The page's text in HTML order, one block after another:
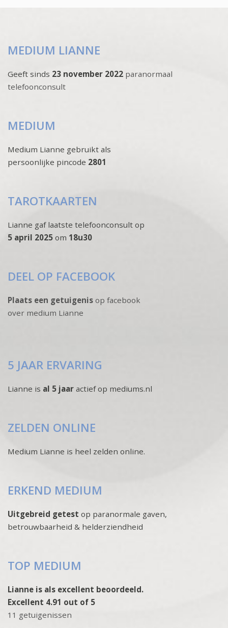
MEDIUM LIANNE
Geeft sinds 23 november 2022 paranormaal
telefoonconsult
MEDIUM
Medium Lianne gebruikt als
persoonlijke pincode 2801
TAROTKAARTEN
Lianne gaf laatste telefoonconsult op
5 april 2025 om 18u30
DEEL OP FACEBOOK
Plaats een getuigenis op facebook
over medium Lianne
5 JAAR ERVARING
Lianne is al 5 jaar actief op mediums.nl
ZELDEN ONLINE
Medium Lianne is heel zelden online.
ERKEND MEDIUM
Uitgebreid getest op paranormale gaven,
betrouwbaarheid & helderziendheid
TOP MEDIUM
Lianne is als excellent beoordeeld.
Excellent 4.91 out of 5
11 getuigenissen